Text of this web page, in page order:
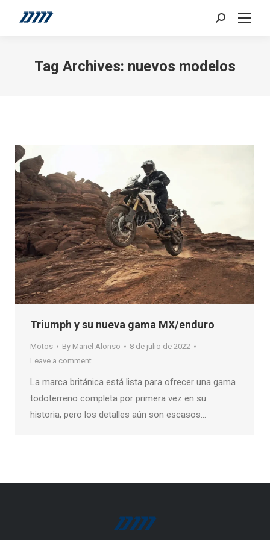
Search:
Tag Archives: nuevos modelos
Triumph y su nueva gama MX/enduro
Motos By Manel Alonso
8 de julio de 2022
Leave a comment
La marca británica está lista para ofrecer una gama
todoterreno completa por primera vez en su
historia, pero los detalles aún son escasos…